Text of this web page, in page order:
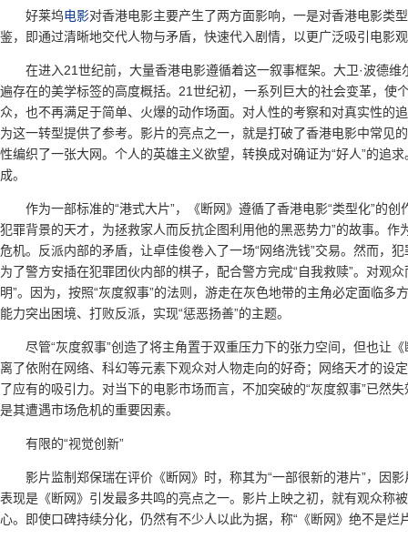
好莱坞电影对香港电影主要产生了两方面影响，一是对香港电影类
鉴，即通过清晰地交代人物与矛盾，快速代入剧情，以更广泛吸引电影
在进入21世纪前，大量香港电影遵循着这一叙事框架。大卫·波德
遍存在的美学标签的高度概括。21世纪初，一系列巨大的社会变革，使
众，也不再满足于简单、火爆的动作场面。对人性的考察和对真实性的
为这一转型提供了参考。影片的亮点之一，就是打破了香港电影中常见
性编织了一张大网。个人的英雄主义欲望，转换成对确证为“好人”的追
成。
作为一部标准的“港式大片”，《断网》遵循了香港电影“类型化”的
犯罪背景的天才，为拯救家人而反抗企图利用他的黑恶势力”的故事。
危机。反派内部的矛盾，让卓佳俊卷入了一场“网络洗钱”交易。然而，
为了警方安插在犯罪团伙内部的棋子，配合警方完成“自我救赎”。对观
明”。因为，按照“灰度叙事”的法则，游走在灰色地带的主角必定面临
能力突出困境、打败反派，实现“惩恶扬善”的主题。
尽管“灰度叙事”创造了将主角置于双重压力下的张力空间，但也让
离了依附在网络、科幻等元素下观众对人物走向的好奇；网络天才的设
了应有的吸引力。对当下的电影市场而言，不加突破的“灰度叙事”已然
是其遭遇市场危机的重要因素。
有限的“视觉创新”
影片监制郑保瑞在评价《断网》时，称其为“一部很新的港片”，因
表现是《断网》引发最多共鸣的亮点之一。影片上映之初，就有观众称
心。即使口碑持续分化，仍然有不少人以此为据，称“《断网》绝不是烂